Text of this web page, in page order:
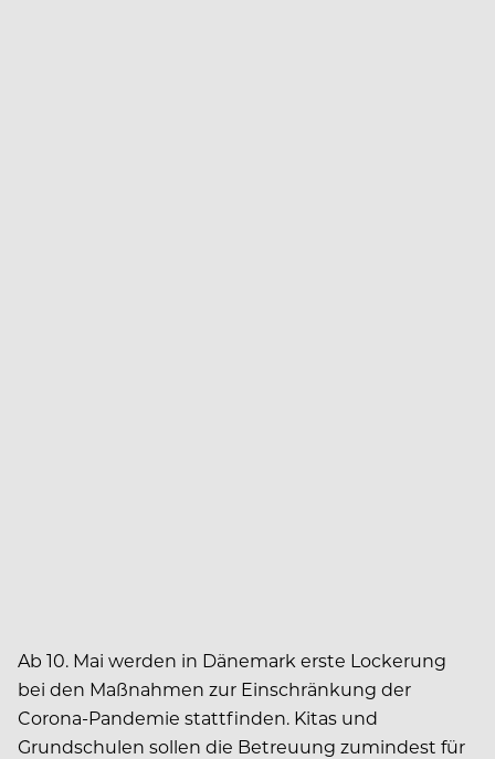
Ab 10. Mai werden in Dänemark erste Lockerung
bei den Maßnahmen zur Einschränkung der
Corona-Pandemie stattfinden. Kitas und
Grundschulen sollen die Betreuung zumindest für